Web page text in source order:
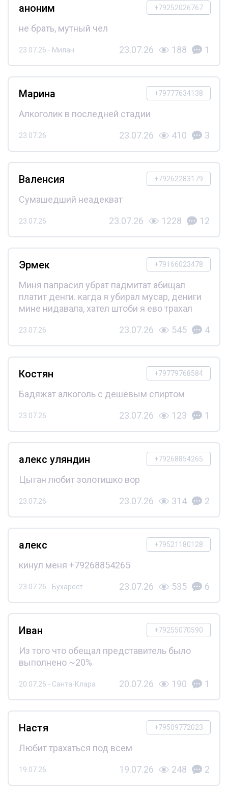
+79252026767
аноним
не брать, мутный чел
23.07.26 - Милан 23.07.26 188 1
+79777634138
Марина
Алкоголик в последней стадии
23.07.26 23.07.26 410 3
+79262283179
Валенсия
Сумашедший неадекват
23.07.26 23.07.26 1228 12
+79166023478
Эрмек
Миня папрасил убрат падмитат абищал
платит денги. кагда я убирал мусар, дениги
мине нидавала, хател штоби я ево трахал
23.07.26 23.07.26 545 4
+79779768584
Костян
Бадяжат алкоголь с дешёвым спиртом
23.07.26 23.07.26 123 1
+79268854265
алекс уляндин
Цыган любит золотишко вор
23.07.26 23.07.26 314 2
+79521180128
алекс
кинул меня +79268854265
23.07.26 - Бухарест 23.07.26 535 6
+79255070590
Иван
Из того что обещал представитель было
выполнено ~20%
20.07.26 - Санта-Клара 20.07.26 190 1
+79509772023
Настя
Любит трахаться под всем
19.07.26 19.07.26 248 2